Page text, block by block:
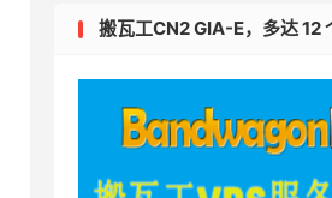
搬瓦工CN2 GIA-E，多达 12